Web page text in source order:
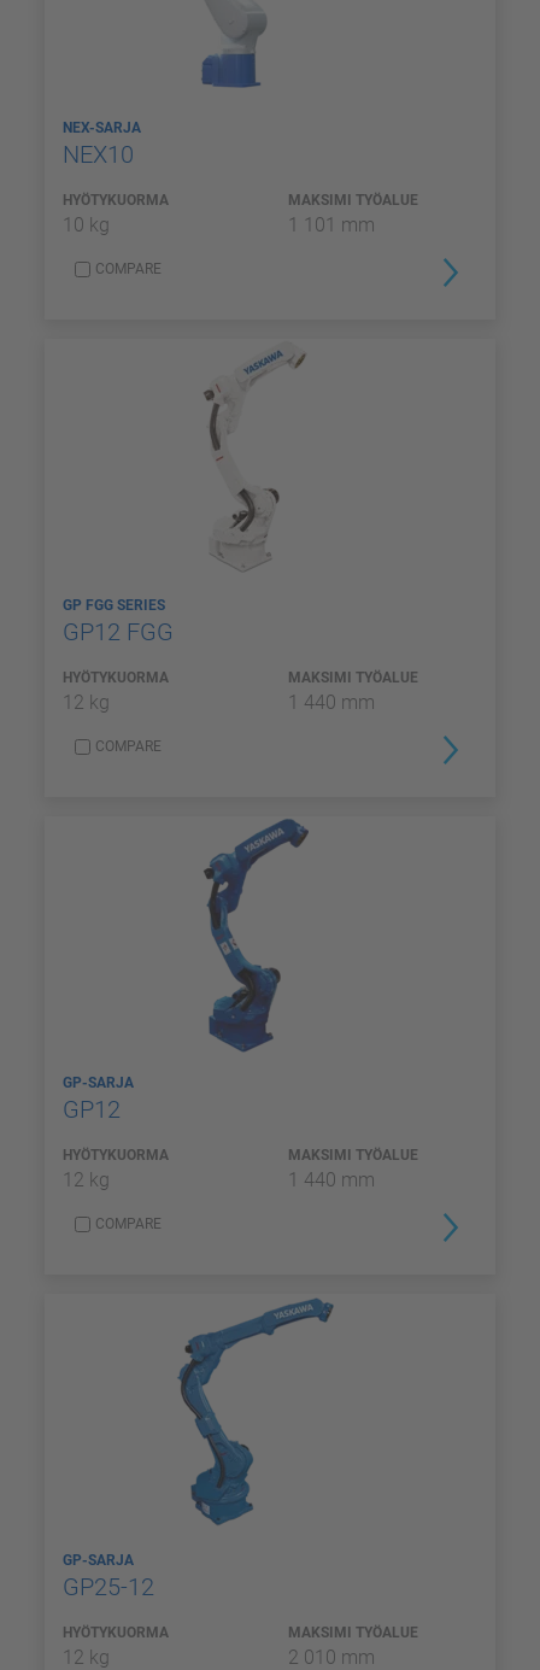
NEX-SARJA
NEX10
HYÖTYKUORMA
10 kg
MAKSIMI TYÖALUE
1 101 mm
COMPARE
GP FGG SERIES
GP12 FGG
HYÖTYKUORMA
12 kg
MAKSIMI TYÖALUE
1 440 mm
COMPARE
GP-SARJA
GP12
HYÖTYKUORMA
12 kg
MAKSIMI TYÖALUE
1 440 mm
COMPARE
GP-SARJA
GP25-12
HYÖTYKUORMA
12 kg
MAKSIMI TYÖALUE
2 010 mm